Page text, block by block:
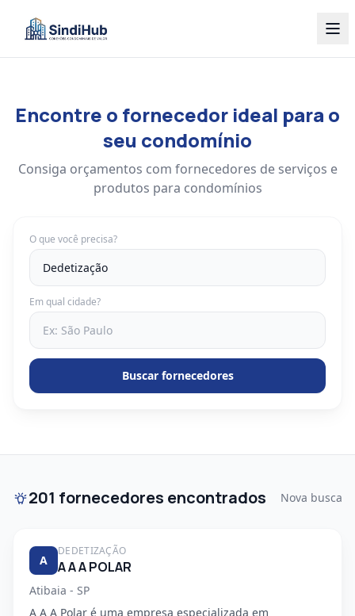
Encontre o fornecedor ideal para o
seu condomínio
Consiga orçamentos com fornecedores de serviços e
produtos para condomínios
O que você precisa?
Em qual cidade?
Buscar fornecedores
201 fornecedores encontrados Nova busca
A
DEDETIZAÇÃO
A A A POLAR
Atibaia - SP
A A A Polar é uma empresa especializada em